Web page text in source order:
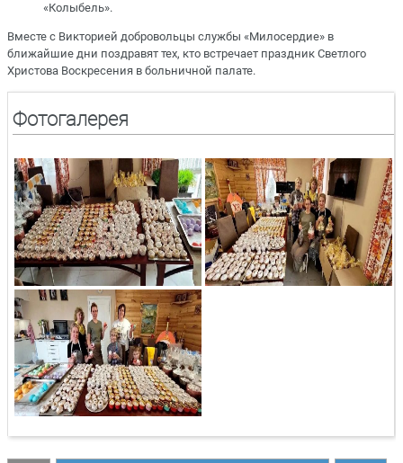
«Колыбель».
Вместе с Викторией добровольцы службы «Милосердие» в
ближайшие дни поздравят тех, кто встречает праздник Светлого
Христова Воскресения в больничной палате.
Фотогалерея